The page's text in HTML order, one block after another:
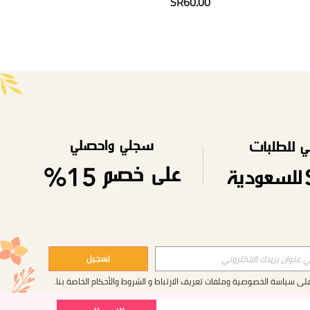
تسجيل
سياسة الخصوصية وملفات تعريف الارتباطوالشروط والأحكامالخاصة بنا.